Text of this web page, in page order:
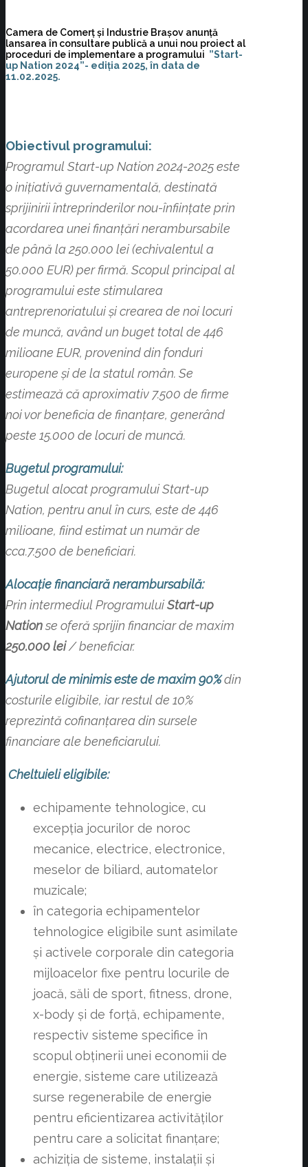
Camera de Comerț și Industrie Brașov anunță
lansarea în consultare publică a unui nou proiect al
proceduri de implementare a programului ”Start-
up Nation 2024”- ediția 2025, în data de
11.02.2025.
Obiectivul programului:
Programul Start-up Nation 2024-2025 este
o inițiativă guvernamentală, destinată
sprijinirii întreprinderilor nou-înființate prin
acordarea unei finanțări nerambursabile
de până la 250.000 lei (echivalentul a
50.000 EUR) per firmă. Scopul principal al
programului este stimularea
antreprenoriatului și crearea de noi locuri
de muncă, având un buget total de 446
milioane EUR, provenind din fonduri
europene și de la statul român. Se
estimează că aproximativ 7.500 de firme
noi vor beneficia de finanțare, generând
peste 15.000 de locuri de muncă.
Bugetul programului:
Bugetul alocat programului Start-up
Nation, pentru anul în curs, este de 446
milioane, fiind estimat un număr de
cca.7.500 de beneficiari.
Alocație financiară nerambursabilă:
Prin intermediul ProgramuluiStart-up
Nationse oferă sprijin financiar de maxim
250.000 lei/ beneficiar.
Ajutorul de minimiseste de maxim 90%din
costurile eligibile, iar restul de 10%
reprezintă cofinanțarea din sursele
financiare ale beneficiarului.
Cheltuieli eligibile:
echipamente tehnologice, cu
excepția jocurilor de noroc
mecanice, electrice, electronice,
meselor de biliard, automatelor
muzicale;
în categoria echipamentelor
tehnologice eligibile sunt asimilate
și activele corporale din categoria
mijloacelor fixe pentru locurile de
joacă, săli de sport, fitness, drone,
x-body și de forță, echipamente,
respectiv sisteme specifice în
scopul obținerii unei economii de
energie, sisteme care utilizează
surse regenerabile de energie
pentru eficientizarea activităților
pentru care a solicitat finanțare;
achiziția de sisteme, instalații și